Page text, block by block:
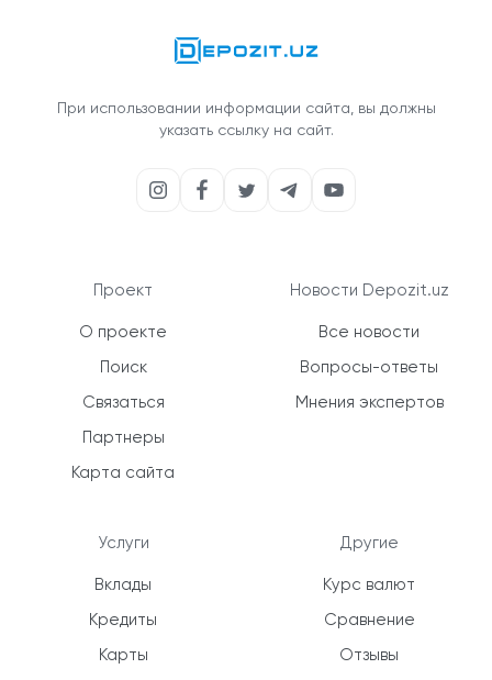
При использовании информации сайта, вы должны
указать ссылку на сайт.
Проект
О проекте
Поиск
Связаться
Партнеры
Карта сайта
Услуги
Вклады
Кредиты
Карты
Новости Depozit.uz
Все новости
Вопросы-ответы
Мнения экспертов
Другие
Курс валют
Сравнение
Отзывы